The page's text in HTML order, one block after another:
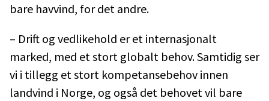
bare havvind, for det andre.
– Drift og vedlikehold er et internasjonalt
marked, med et stort globalt behov. Samtidig ser
vi i tillegg et stort kompetansebehov innen
landvind i Norge, og også det behovet vil bare